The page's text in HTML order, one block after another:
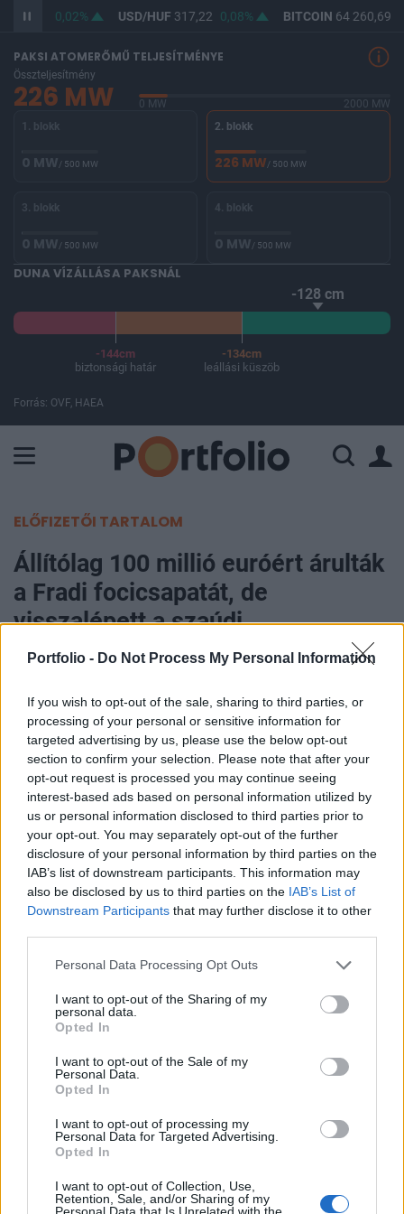
Portfolio - Do Not Process My Personal Information
If you wish to opt-out of the sale, sharing to third parties, or
processing of your personal or sensitive information for
targeted advertising by us, please use the below opt-out
section to confirm your selection. Please note that after your
opt-out request is processed you may continue seeing
interest-based ads based on personal information utilized by
us or personal information disclosed to third parties prior to
your opt-out. You may separately opt-out of the further
disclosure of your personal information by third parties on the
IAB’s list of downstream participants. This information may
also be disclosed by us to third parties on the IAB’s List of
Downstream Participants that may further disclose it to other
Personal Data Processing Opt Outs
I want to opt-out of the Sharing of my
personal data.
Opted In
I want to opt-out of the Sale of my
Personal Data.
Opted In
I want to opt-out of processing my
Personal Data for Targeted Advertising.
Opted In
I want to opt-out of Collection, Use,
Retention, Sale, and/or Sharing of my
Personal Data that Is Unrelated with the
365,49 0,02% USD/HUF317,22 0,08% BITCOIN64 260,69
PAKSI ATOMERŐMŰ TELJESÍTMÉNYE
Összteljesítmény
226 MW 0 MW
2000 MW
1. blokk
0 MW/ 500 MW
2. blokk
226 MW/ 500 MW
3. blokk
0 MW/ 500 MW
4. blokk
0 MW/ 500 MW
DUNA VÍZÁLLÁSA PAKSNÁL
-128 cm
-144cm
biztonsági határ
-134cm
leállási küszöb
Forrás: OVF, HAEA
ELŐFIZETŐI TARTALOM
Állítólag 100 millió euróért árulták
a Fradi focicsapatát, de
visszalépett a szaúdi
befektetőjelölt
Portfolio
2026. július 06. 19:08
A szaúdi királyi családhoz közel álló állami
befektetési alapot (Public Investment Fund)
kereste meg a Ferencváros vezetősége, hogy
tulajdonrészt vásároljanak a futballcsapatot
működtető társaságban. Végül a tárgyalások nem
vezettek eredményre, mivel a Fradi elbukta a
bajnoki címet, így nem indulhat a Bajnokok
Az áprilisi választások óta a hírekben többször szóba
mivel a jövőben nem számíthat annyi állami támogatásra,
mint az előző kormány alatt. Ugyan a klubnak vannak piaci
bevételei is a jegyeladásokból, a tévés jogdíjakból, illetve az
európai szövetségtől (UEFA). Az Index most úgy étesült,
hogy szaúdi befektetőknek...
KEDVES OLVASÓNK!
A keresett cikk a portfolio.hu hírarchívumához